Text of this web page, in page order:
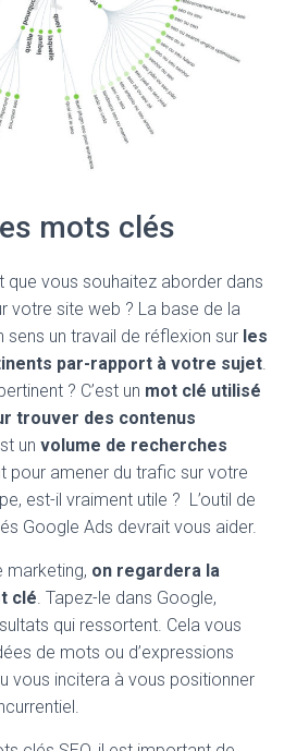
mots clés
que vous souhaitez aborder dans
votre site web ? La base de la
un travail de réflexion sur les
par-rapport à votre sujet
? C’est un mot clé utilisé
trouver des contenus
un volume de recherches
pour amener du trafic sur votre
est-il vraiment utile ? L’outil de
Google Ads devrait vous aider.
marketing, on regardera la
clé . Tapez-le dans Google,
qui ressortent. Cela vous
de mots ou d’expressions
vous incitera à vous positionner